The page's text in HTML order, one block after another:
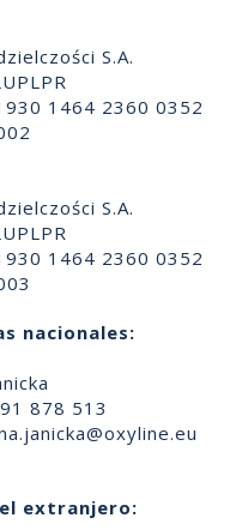
S.A.
1464 2360 0352
S.A.
1464 2360 0352
nacionales:
878 513
extranjero: